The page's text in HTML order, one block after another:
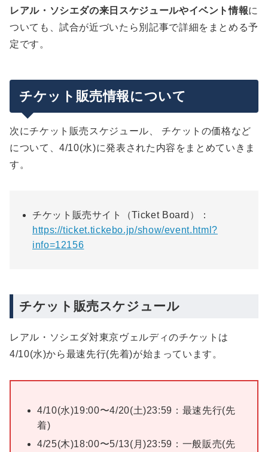
レアル・ソシエダの来日スケジュールやイベント情報に
ついても、試合が近づいたら別記事で詳細をまとめる予
定です。
チケット販売情報について
次にチケット販売スケジュール、 チケットの価格など
について、4/10(水)に発表された内容をまとめていきま
す。
チケット販売サイト（Ticket Board）：
https://ticket.tickebo.jp/show/event.html?
info=12156
チケット販売スケジュール
レアル・ソシエダ対東京ヴェルディのチケットは
4/10(水)から最速先行(先着)が始まっています。
4/10(水)19:00〜4/20(土)23:59：最速先行(先
着)
4/25(木)18:00〜5/13(月)23:59：一般販売(先